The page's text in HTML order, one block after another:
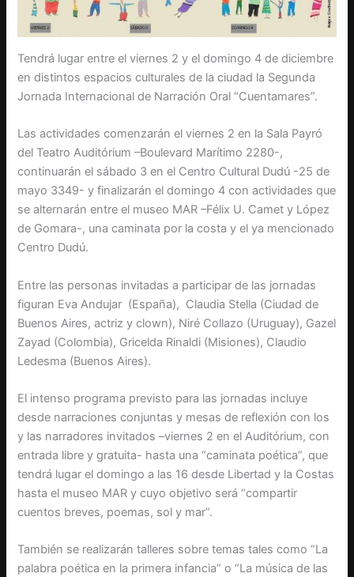
Tendrá lugar entre el viernes 2 y el domingo 4 de diciembre
en distintos espacios culturales de la ciudad la Segunda
Jornada Internacional de Narración Oral “Cuentamares”.
Las actividades comenzarán el viernes 2 en la Sala Payró
del Teatro Auditórium –Boulevard Marítimo 2280-,
continuarán el sábado 3 en el Centro Cultural Dudú -25 de
mayo 3349- y finalizarán el domingo 4 con actividades que
se alternarán entre el museo MAR –Félix U. Camet y López
de Gomara-, una caminata por la costa y el ya mencionado
Centro Dudú.
Entre las personas invitadas a participar de las jornadas
figuran Eva Andujar (España), Claudia Stella (Ciudad de
Buenos Aires, actriz y clown), Niré Collazo (Uruguay), Gazel
Zayad (Colombia), Gricelda Rinaldi (Misiones), Claudio
Ledesma (Buenos Aires).
El intenso programa previsto para las jornadas incluye
desde narraciones conjuntas y mesas de reflexión con los
y las narradores invitados –viernes 2 en el Auditórium, con
entrada libre y gratuita- hasta una “caminata poética”, que
tendrá lugar el domingo a las 16 desde Libertad y la Costas
hasta el museo MAR y cuyo objetivo será “compartir
cuentos breves, poemas, sol y mar”.
También se realizarán talleres sobre temas tales como “La
palabra poética en la primera infancia” o “La música de las